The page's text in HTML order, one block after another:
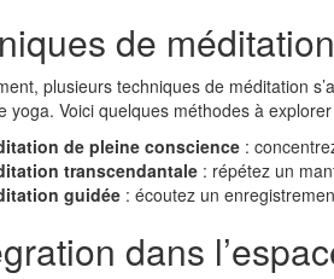
de
plusieurs techniques de méditation
yoga. Voici quelques méthodes à
de pleine conscience :
transcendantale : répétez un
guidée : écoutez un
dans